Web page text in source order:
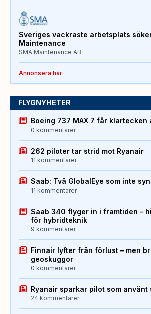
Sveriges vackraste arbetsplats
Maintenance
SMA Maintenance AB
Annonsera här
FLYGNYHETER
Boeing 737 MAX 7 får klartecken
0 kommentarer
262 piloter tar strid mot Ryanair
11 kommentarer
Saab: Två GlobalEye som inte
11 kommentarer
Saab 340 flyger in i framtiden –
för hybridteknik
9 kommentarer
Finnair lyfter från förlust – men
geoskuggor
0 kommentarer
Ryanair sparkar pilot som
24 kommentarer